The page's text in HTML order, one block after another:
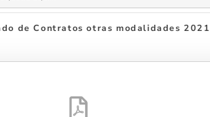
de Contratos otras modalidades